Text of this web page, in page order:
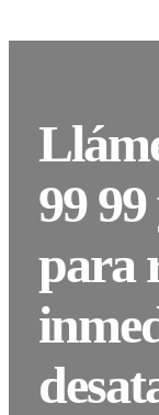
99
para